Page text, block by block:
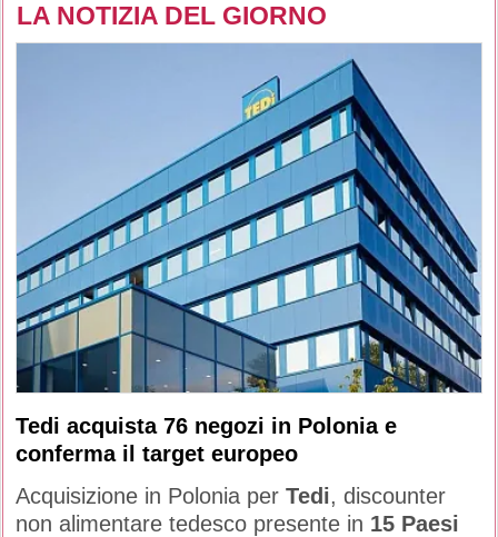
LA NOTIZIA DEL GIORNO
Tedi acquista 76 negozi in Polonia e
conferma il target europeo
Acquisizione in Polonia per Tedi, discounter
non alimentare tedesco presente in 15 Paesi